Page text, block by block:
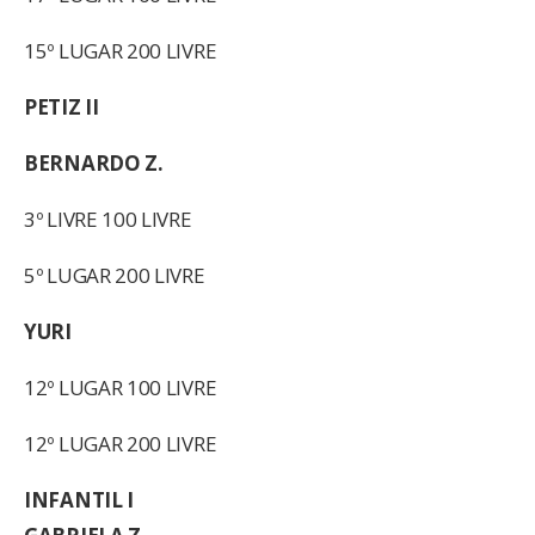
15º LUGAR 200 LIVRE
PETIZ II
BERNARDO Z.
3º LIVRE 100 LIVRE
5º LUGAR 200 LIVRE
YURI
12º LUGAR 100 LIVRE
12º LUGAR 200 LIVRE
INFANTIL I